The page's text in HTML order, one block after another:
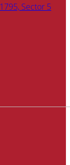
Sector 5